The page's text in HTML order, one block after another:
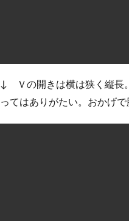
↓ Ｖの開きは横は狭く縦長
ってはありがたい。おかげ